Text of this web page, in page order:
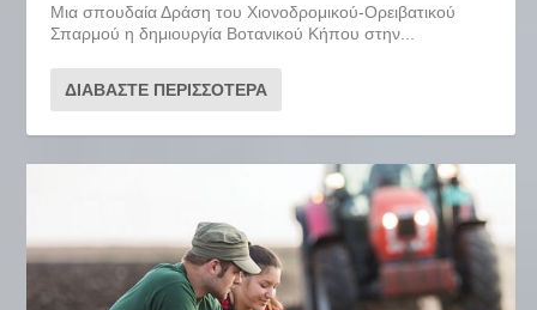
Μια σπουδαία Δράση του Χιονοδρομικού-Ορειβατικού
Σπαρμού η δημιουργία Βοτανικού Κήπου στην...
ΔΙΑΒΆΣΤΕ ΠΕΡΙΣΣΌΤΕΡΑ